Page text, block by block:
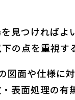
見つければよ
の点を重視す
面や仕様に
表面処理の有